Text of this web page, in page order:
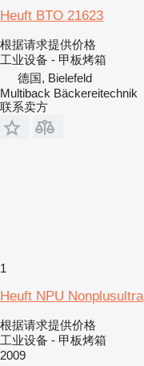
Heuft BTO 21623
根据请求提供价格
工业设备 - 甲板烤箱
德国, Bielefeld
Multiback Bäckereitechnik
联系卖方
1
Heuft NPU Nonplusultra
根据请求提供价格
工业设备 - 甲板烤箱
2009